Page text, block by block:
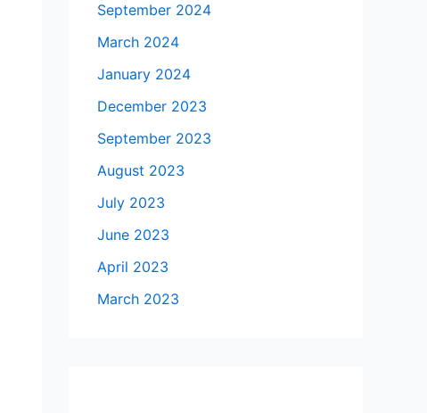
September 2024
March 2024
January 2024
December 2023
September 2023
August 2023
July 2023
June 2023
April 2023
March 2023